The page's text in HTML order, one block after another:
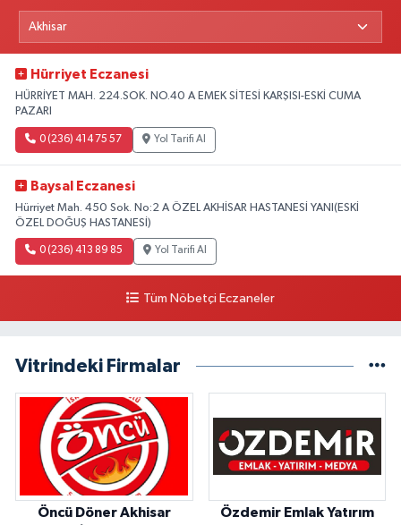
Hürriyet Eczanesi
HÜRRİYET MAH. 224.SOK. NO.40 A EMEK SİTESİ KARŞISI-ESKİ CUMA
PAZARI
0 (236) 414 75 57 Yol Tarifi Al
Baysal Eczanesi
Hürriyet Mah. 450 Sok. No:2 A ÖZEL AKHİSAR HASTANESİ YANI(ESKİ
ÖZEL DOĞUŞ HASTANESİ)
0 (236) 413 89 85 Yol Tarifi Al
Tüm Nöbetçi Eczaneler
Vitrindeki Firmalar
Öncü Döner Akhisar Özdemir Emlak Yatırım